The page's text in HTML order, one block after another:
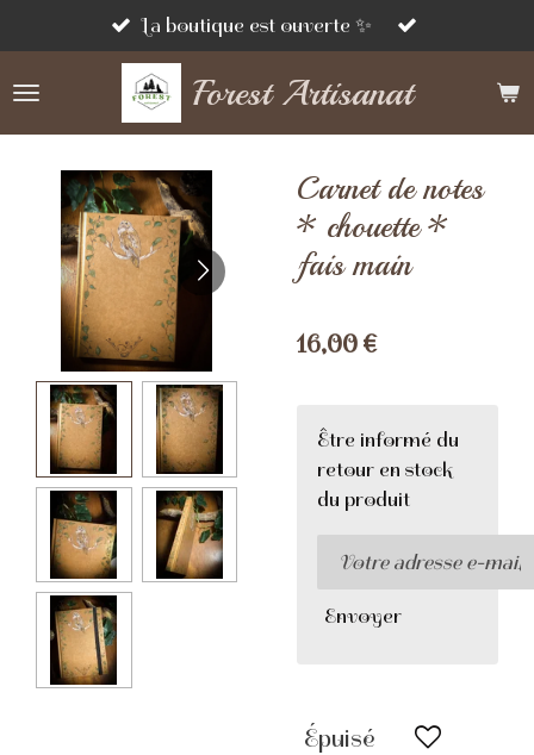
au
contenu
Forest Artisanat
La boutique est ouverte ✨
Carnet de notes
* chouette *
fais main
16,00 €
Être informé du
retour en stock
du produit
Envoyer
Épuisé